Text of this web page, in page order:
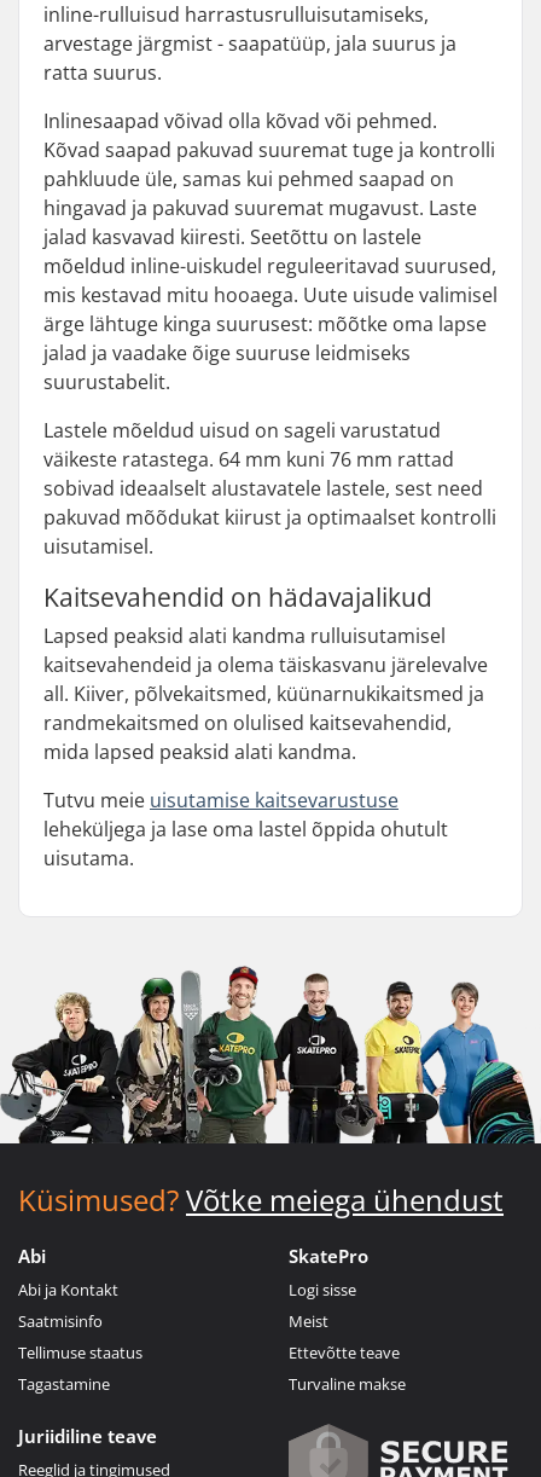
inline-rulluisud harrastusrulluisutamiseks,
arvestage järgmist - saapatüüp, jala suurus ja
ratta suurus.
Inlinesaapad võivad olla kõvad või pehmed.
Kõvad saapad pakuvad suuremat tuge ja kontrolli
pahkluude üle, samas kui pehmed saapad on
hingavad ja pakuvad suuremat mugavust. Laste
jalad kasvavad kiiresti. Seetõttu on lastele
mõeldud inline-uiskudel reguleeritavad suurused,
mis kestavad mitu hooaega. Uute uisude valimisel
ärge lähtuge kinga suurusest: mõõtke oma lapse
jalad ja vaadake õige suuruse leidmiseks
suurustabelit.
Lastele mõeldud uisud on sageli varustatud
väikeste ratastega. 64 mm kuni 76 mm rattad
sobivad ideaalselt alustavatele lastele, sest need
pakuvad mõõdukat kiirust ja optimaalset kontrolli
uisutamisel.
Kaitsevahendid on hädavajalikud
Lapsed peaksid alati kandma rulluisutamisel
kaitsevahendeid ja olema täiskasvanu järelevalve
all. Kiiver, põlvekaitsmed, küünarnukikaitsmed ja
randmekaitsmed on olulised kaitsevahendid,
mida lapsed peaksid alati kandma.
Tutvu meie uisutamise kaitsevarustuse
leheküljega ja lase oma lastel õppida ohutult
uisutama.
Küsimused?Võtke meiega ühendust
Abi
Abi ja Kontakt
Saatmisinfo
Tellimuse staatus
Tagastamine
SkatePro
Logi sisse
Meist
Ettevõtte teave
Turvaline makse
Juriidiline teave
Reeglid ja tingimused